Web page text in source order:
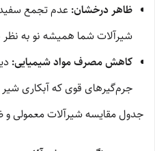
ظاهر درخشان: عدم تجمع
شیرآلات شما همیشه نو به نظر
کاهش مصرف مواد شیمیایی:
جرم‌گیرهای قوی که آبکاری شیر
جدول مقایسه شیرآلات معمولی